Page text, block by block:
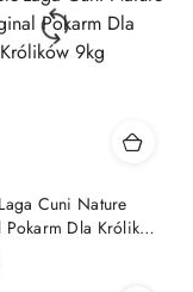
Cuni Nature
Dla Królików